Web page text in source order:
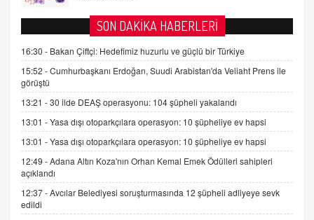
AV. DOĞAN CAN DOĞAN
Kişisel verilerin korunması ve dijital hukukun
gelişimi
15.09.2025 16:17
SEHER EREK
Kış Ayları Geldi, Hangi Önlemler Alınmalı?
9.12.2025 10:11
İNCİ GÜL AKÖL
Trump Keşke Adana'yı da Ziyaret Etse...
06.07.2026 13:00
SON DAKİKA HABERLERİ
16:30 - Bakan Çiftçi: Hedefimiz huzurlu ve güçlü bir Türkiye
15:52 -Cumhurbaşkanı Erdoğan, Suudi Arabistan'da Veliaht Prens ile
görüştü
13:21 -30 ilde DEAŞ operasyonu: 104 şüpheli yakalandı
13:01 -Yasa dışı otoparkçılara operasyon: 10 şüpheliye ev hapsi
13:01 -Yasa dışı otoparkçılara operasyon: 10 şüpheliye ev hapsi
12:49 -Adana Altın Koza'nın Orhan Kemal Emek Ödülleri sahipleri
açıklandı
12:37 -Avcılar Belediyesi soruşturmasında 12 şüpheli adliyeye sevk
edildi